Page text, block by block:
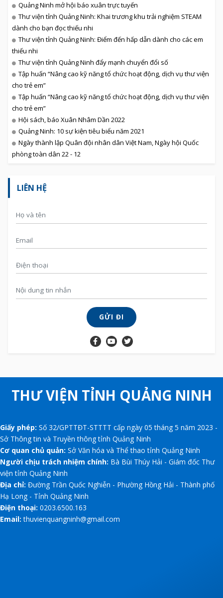
Quảng Ninh mở hội báo xuân trực tuyến
Thư viện tỉnh Quảng Ninh: Khai trương khu trải nghiệm STEAM
dành cho bạn đọc thiếu nhi
Thư viện tỉnh Quảng Ninh: Điểm đến hấp dẫn dành cho các em
thiếu nhi
Thư viện tỉnh Quảng Ninh đẩy mạnh chuyển đổi số
Tập huấn “Nâng cao kỹ năng tổ chức hoạt động, dịch vụ thư viện
cho trẻ em”
Tập huấn “Nâng cao kỹ năng tổ chức hoạt động, dịch vụ thư viện
cho trẻ em”
Hội sách, báo Xuân Nhâm Dần 2022
Quảng Ninh: 10 sự kiện tiêu biểu năm 2021
Ngày thành lập Quân đội nhân dân Việt Nam, Ngày hội Quốc
phòng toàn dân 22 - 12
LIÊN HỆ
GỬI ĐI
THƯ VIỆN TỈNH QUẢNG NINH
Giấy phép: Số 32/GPTTĐT-STTTT cấp ngày 05 tháng 5 năm 2023 -
Sở Thông tin và Truyền thông tỉnh Quảng Ninh
Cơ quan chủ quản: Sở Văn hóa và Thể thao tỉnh Quảng Ninh
Người chịu trách nhiệm chính: Bà Bùi Thúy Hải - Giám đốc Thư
viện tỉnh Quảng Ninh
Địa chỉ: Đường Trần Quốc Nghiễn - Phường Hồng Hải - Thành phố
Hạ Long - Tỉnh Quảng Ninh
Điện thoại: 0203.6500.163
Email: thuvienquangninh@gmail.com